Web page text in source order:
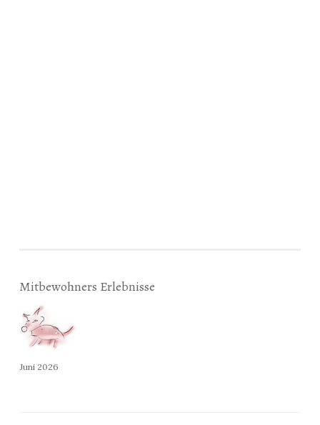
Mitbewohners Erlebnisse
Juni 2026